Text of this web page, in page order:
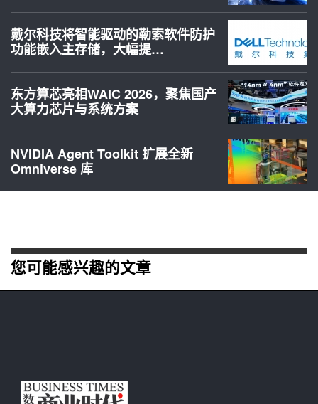
戴尔科技将智能驱动的勒索软件防护
功能嵌入主存储，大幅提…
东方算芯亮相WAIC 2026，聚焦国产
大算力芯片与系统方案
NVIDIA Agent Toolkit 扩展全新
Omniverse 库
您可能感兴趣的文章